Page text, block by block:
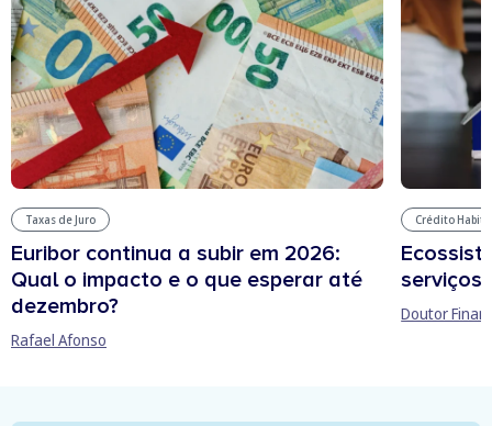
Taxas de Juro
Euribor continua a subir em 2026:
Qual o impacto e o que esperar até
dezembro?
Rafael Afonso
Crédito
serviços
Doutor